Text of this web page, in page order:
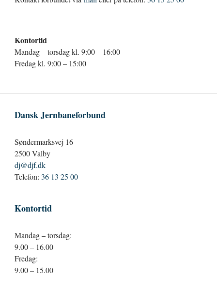
Kontortid
Mandag – torsdag kl. 9:00 – 16:00
Fredag kl. 9:00 – 15:00
Dansk Jernbaneforbund
Søndermarksvej 16
2500 Valby
dj@djf.dk
Telefon: 36 13 25 00
Kontortid
Mandag – torsdag:
9.00 – 16.00
Fredag:
9.00 – 15.00